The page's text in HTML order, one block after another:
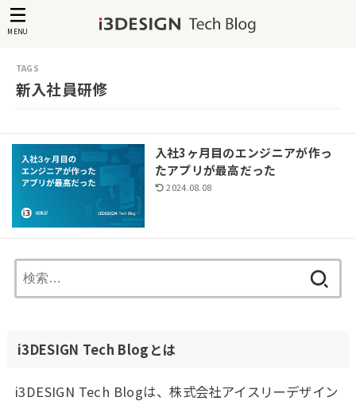
MENU
新入社員研修
入社3ヶ月目のエンジニアが作っ
たアプリが最高だった
2024.08.08
索:
i3DESIGN Tech Blogとは
i3DESIGN Tech Blogは、株式会社アイスリーデザイン